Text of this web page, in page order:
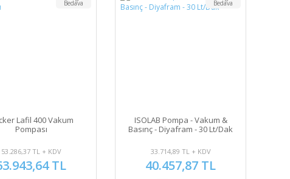
Bedava
Lafil 400 Vakum
Pompası
53.286,37 TL + KDV
TL
Bedava
ISOLAB Pompa - Vakum &
Basınç - Diyafram - 30 Lt/Dak
33.714,89 TL + KDV
40.457,87 TL